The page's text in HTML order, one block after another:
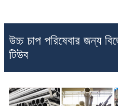
উচ্চ চাপ পরিষেবার জন্য
টিউব